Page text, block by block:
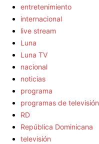
entretenimiento
internacional
live stream
Luna
Luna TV
nacional
noticias
programa
programas de televisión
RD
República Dominicana
televisión